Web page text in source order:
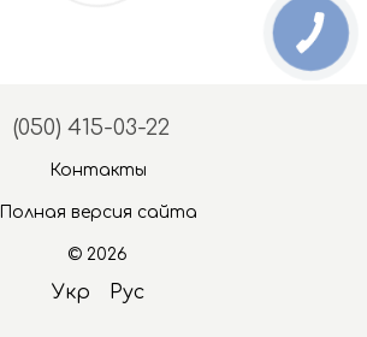
(050) 415-03-22
Контакты
Полная версия сайта
© 2026
Укр Рус